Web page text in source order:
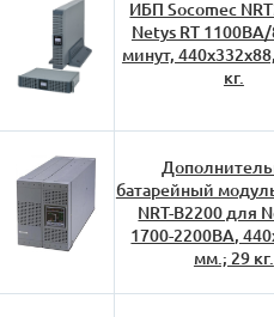
ИБП Socomec
Netys RT
минут,
кг.
батарейный
NRT-B2200 для
1700-2200ВА,
мм.; 29 кг.